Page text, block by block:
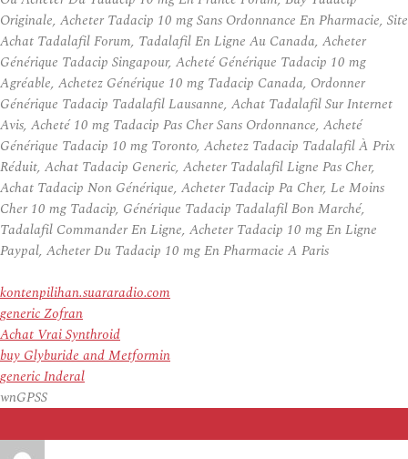
Originale, Acheter Tadacip 10 mg Sans Ordonnance En Pharmacie, Site
Achat Tadalafil Forum, Tadalafil En Ligne Au Canada, Acheter
Générique Tadacip Singapour, Acheté Générique Tadacip 10 mg
Agréable, Achetez Générique 10 mg Tadacip Canada, Ordonner
Générique Tadacip Tadalafil Lausanne, Achat Tadalafil Sur Internet
Avis, Acheté 10 mg Tadacip Pas Cher Sans Ordonnance, Acheté
Générique Tadacip 10 mg Toronto, Achetez Tadacip Tadalafil À Prix
Réduit, Achat Tadacip Generic, Acheter Tadalafil Ligne Pas Cher,
Achat Tadacip Non Générique, Acheter Tadacip Pa Cher, Le Moins
Cher 10 mg Tadacip, Générique Tadacip Tadalafil Bon Marché,
Tadalafil Commander En Ligne, Acheter Tadacip 10 mg En Ligne
Paypal, Acheter Du Tadacip 10 mg En Pharmacie A Paris
kontenpilihan.suararadio.com
generic Zofran
Achat Vrai Synthroid
buy Glyburide and Metformin
generic Inderal
wnGPSS